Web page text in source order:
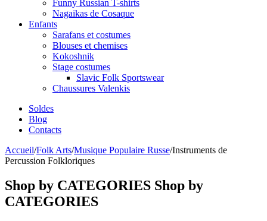
Funny Russian T-shirts
Nagaikas de Cosaque
Enfants
Sarafans et costumes
Blouses et chemises
Kokoshnik
Stage costumes
Slavic Folk Sportswear
Chaussures Valenkis
Soldes
Blog
Contacts
Accueil/Folk Arts/Musique Populaire Russe/Instruments de
Percussion Folkloriques
Shop by CATEGORIES Shop by
CATEGORIES